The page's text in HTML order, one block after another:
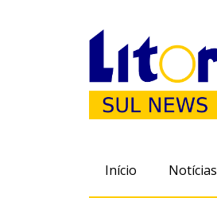
Início Notícias